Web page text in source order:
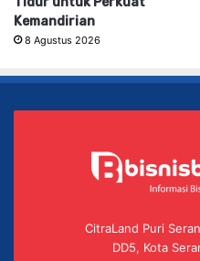
Kemandirian
8 Agustus 2026
CitraLand Puri
DD5, Kota